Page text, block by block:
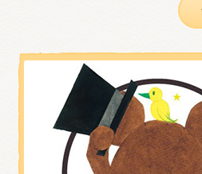
スタッフブロ
絵本・作家紹
ショップイン